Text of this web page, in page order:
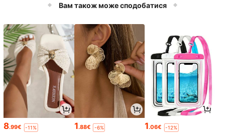
Вам також може сподобатися
8.99€ -11% 1.88€ -6% 1.06€ -12%